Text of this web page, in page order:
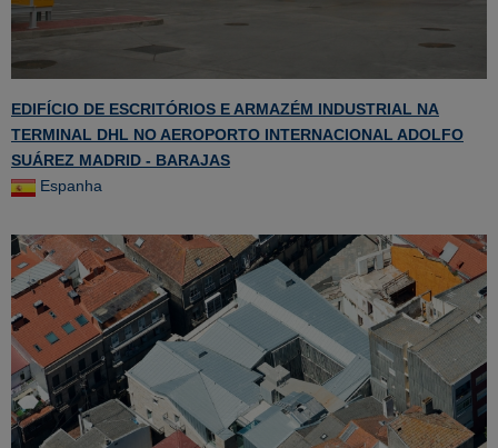
EDIFÍCIO DE ESCRITÓRIOS E ARMAZÉM INDUSTRIAL NA
TERMINAL DHL NO AEROPORTO INTERNACIONAL ADOLFO
SUÁREZ MADRID - BARAJAS
Espanha